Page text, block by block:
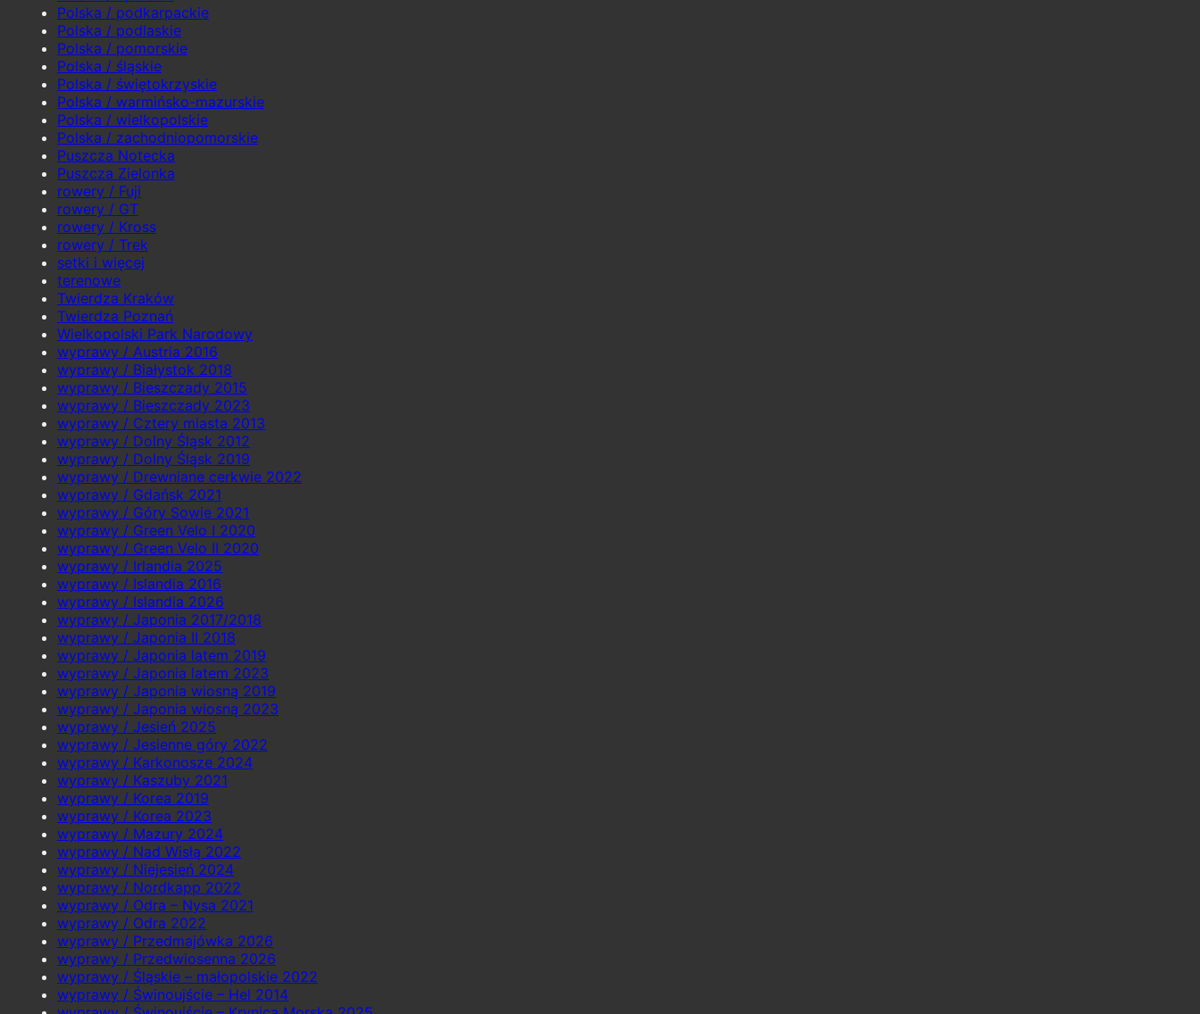
Polska / podkarpackie
Polska / podlaskie
Polska / pomorskie
Polska / śląskie
Polska / świętokrzyskie
Polska / warmińsko-mazurskie
Polska / wielkopolskie
Polska / zachodniopomorskie
Puszcza Notecka
Puszcza Zielonka
rowery / Fuji
rowery / GT
rowery / Kross
rowery / Trek
setki i więcej
terenowe
Twierdza Kraków
Twierdza Poznań
Wielkopolski Park Narodowy
wyprawy / Austria 2016
wyprawy / Białystok 2018
wyprawy / Bieszczady 2015
wyprawy / Bieszczady 2023
wyprawy / Cztery miasta 2013
wyprawy / Dolny Śląsk 2012
wyprawy / Dolny Śląsk 2019
wyprawy / Drewniane cerkwie 2022
wyprawy / Gdańsk 2021
wyprawy / Góry Sowie 2021
wyprawy / Green Velo I 2020
wyprawy / Green Velo II 2020
wyprawy / Irlandia 2025
wyprawy / Islandia 2016
wyprawy / Islandia 2026
wyprawy / Japonia 2017/2018
wyprawy / Japonia II 2018
wyprawy / Japonia latem 2019
wyprawy / Japonia latem 2023
wyprawy / Japonia wiosną 2019
wyprawy / Japonia wiosną 2023
wyprawy / Jesień 2025
wyprawy / Jesienne góry 2022
wyprawy / Karkonosze 2024
wyprawy / Kaszuby 2021
wyprawy / Korea 2019
wyprawy / Korea 2023
wyprawy / Mazury 2024
wyprawy / Nad Wisłą 2022
wyprawy / Niejesień 2024
wyprawy / Nordkapp 2022
wyprawy / Odra – Nysa 2021
wyprawy / Odra 2022
wyprawy / Przedmajówka 2026
wyprawy / Przedwiosenna 2026
wyprawy / Śląskie – małopolskie 2022
wyprawy / Świnoujście – Hel 2014